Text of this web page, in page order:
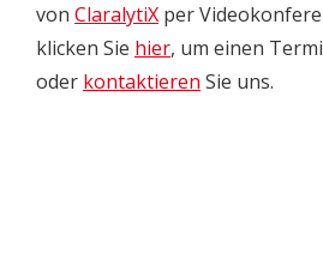
von ClaralytiXper
klicken Sie hier, um einen
oder kontaktieren Sie uns.